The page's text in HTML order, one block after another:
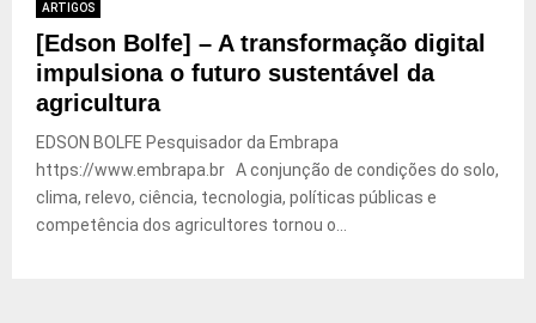
ARTIGOS
[Edson Bolfe] – A transformação digital
impulsiona o futuro sustentável da
agricultura
EDSON BOLFE Pesquisador da Embrapa
https://www.embrapa.br A conjunção de condições do solo,
clima, relevo, ciência, tecnologia, políticas públicas e
competência dos agricultores tornou o...